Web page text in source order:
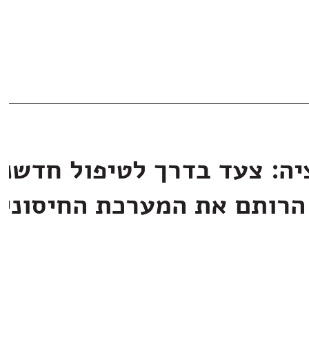
צעד בדרך לטיפול
את המערכת